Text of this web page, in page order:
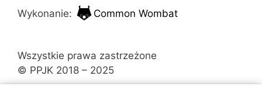
Wykonanie: Common Wombat
Wszystkie prawa zastrzeżone
© PPJK 2018 – 2025